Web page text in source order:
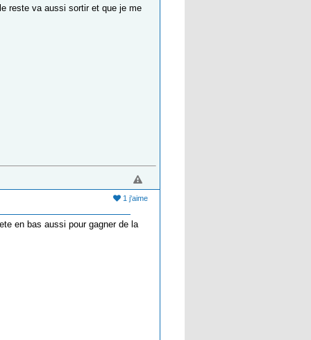
reste va aussi sortir et que je me
1 j'aime
en bas aussi pour gagner de la